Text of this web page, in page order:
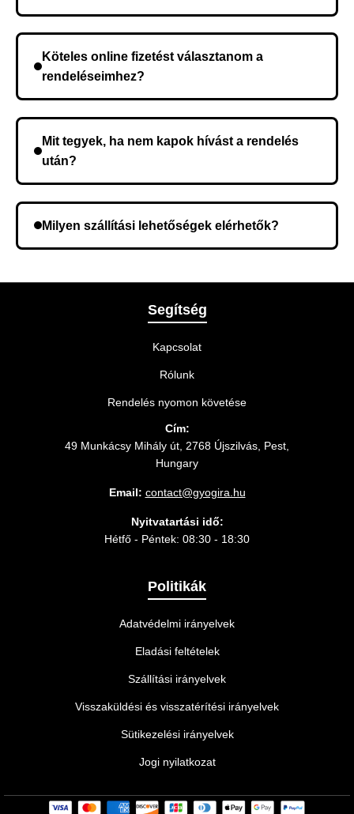
kerül, és ez az időtartam függ a szállítási címtől.
Köteles online fizetést választanom a
rendeléseimhez?
Mit tegyek, ha nem kapok hívást a rendelés
után?
meg a rendelést.
Milyen szállítási lehetőségek elérhetők?
legmegfelelőbb szállítási módot.
Segítség
Kapcsolat
Rólunk
Rendelés nyomon követése
Cím:
49 Munkácsy Mihály út, 2768 Újszilvás, Pest,
Hungary
Email: contact@gyogira.hu
Nyitvatartási idő:
Hétfő - Péntek: 08:30 - 18:30
Politikák
Adatvédelmi irányelvek
Eladási feltételek
Szállítási irányelvek
Visszaküldési és visszatérítési irányelvek
Sütikezelési irányelvek
Jogi nyilatkozat